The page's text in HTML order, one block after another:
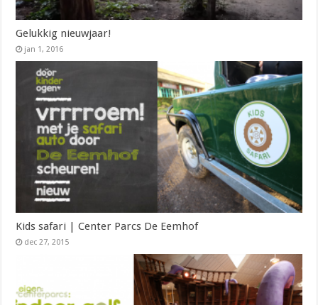
Gelukkig nieuwjaar!
jan 1, 2016
Kids safari | Center Parcs De Eemhof
dec 27, 2015